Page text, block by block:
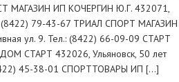
МАГАЗИН ИП КОЧЕРГИН Ю.Г. 432071,
(8422) 79-43-67 ТРИАЛ СПОРТ МАГАЗИН
ул. 9. Тел.: (8422) 66-09-09 СТАРТ
СТАРТ 432026, Ульяновск, 50 лет
45-38-01 СПОРТТОВАРЫ ИП […]